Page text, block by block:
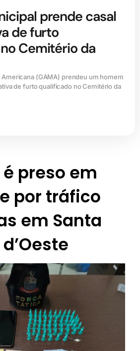
prende casal
de furto
Cemitério da
(GAMA) prendeu um homem
de furto qualificado no Cemitério da
preso em
por tráfico
em Santa